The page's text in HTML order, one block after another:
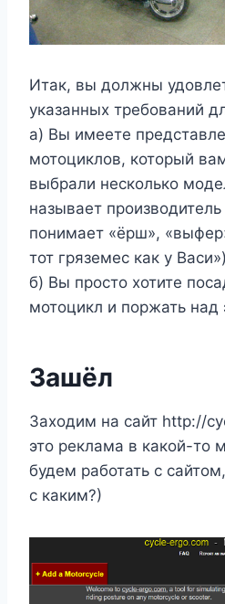
Итак, вы должны
указанных требований
а) Вы имеете
мотоциклов, который
выбрали несколько
называет
понимает «ёрш»,
тот гряземес как у Васи»)
б) Вы просто хотите
мотоцикл и поржать над
Зашёл
Заходим на сайт http://
это реклама в какой-то
будем работать с
с каким?)